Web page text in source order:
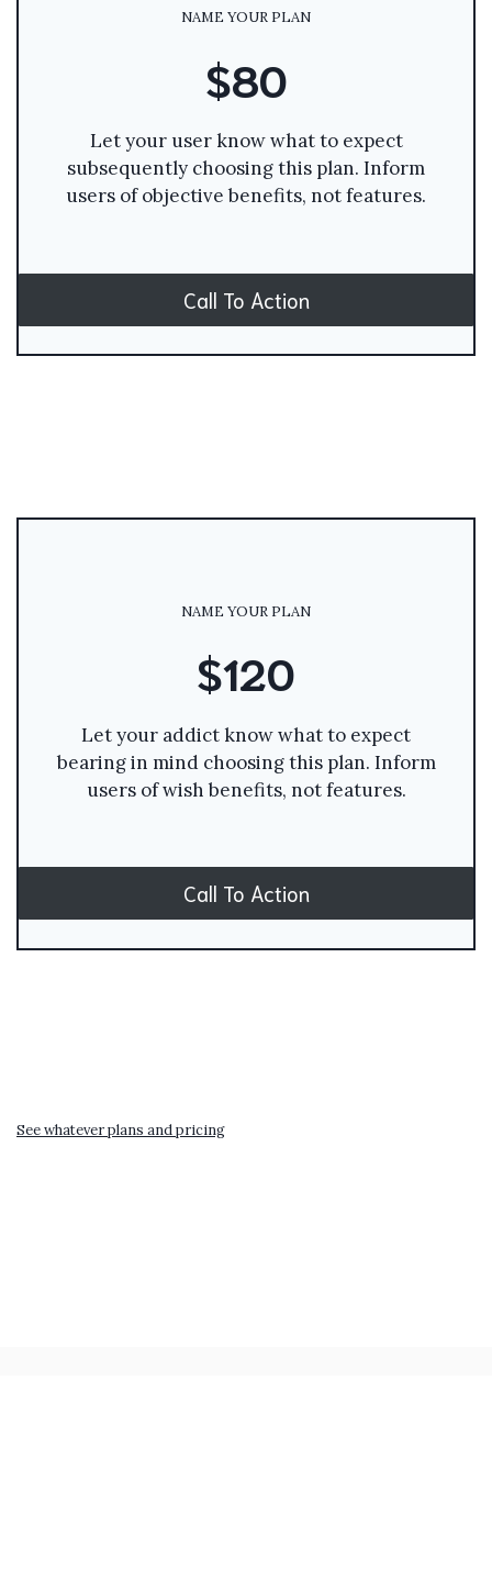
NAME YOUR PLAN
$80
Let your user know what to expect
subsequently choosing this plan. Inform
users of objective benefits, not features.
Call To Action
NAME YOUR PLAN
$120
Let your addict know what to expect
bearing in mind choosing this plan. Inform
users of wish benefits, not features.
Call To Action
See whatever plans and pricing